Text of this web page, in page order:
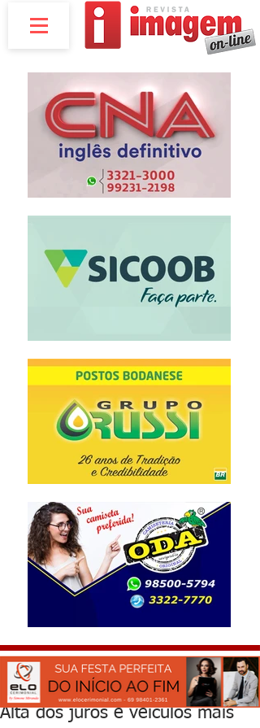
Alta dos juros e veículos mais